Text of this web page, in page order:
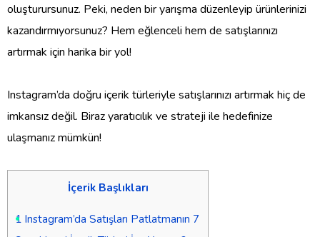
oluşturursunuz. Peki, neden bir yarışma düzenleyip ürünlerinizi
kazandırmıyorsunuz? Hem eğlenceli hem de satışlarınızı
artırmak için harika bir yol!
Instagram’da doğru içerik türleriyle satışlarınızı artırmak hiç de
imkansız değil. Biraz yaratıcılık ve strateji ile hedefinize
ulaşmanız mümkün!
İçerik Başlıkları
1 Instagram’da Satışları Patlatmanın 7